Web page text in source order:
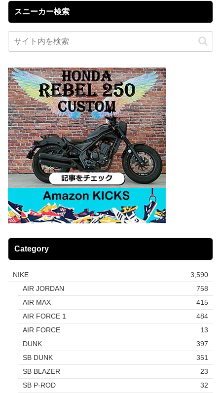
スニーカー検索
Category
NIKE
3,590
AIR JORDAN
758
AIR MAX
415
AIR FORCE 1
484
AIR FORCE
13
DUNK
397
SB DUNK
351
SB BLAZER
23
SB P-ROD
32